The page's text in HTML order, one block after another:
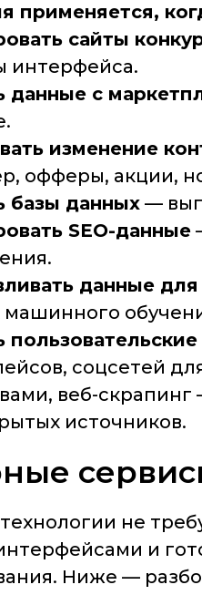
применяется,
сайты
интерфейса.
данные с
изменение
офферы, акции,
базы данных —
SEO-данные
данные
машинного
соцсетей
веб-скрапинг
источников.
не
и
Ниже —